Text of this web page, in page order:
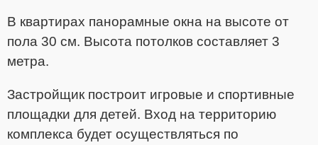
В квартирах панорамные окна на высоте от
пола 30 см. Высота потолков составляет 3
метра.
Застройщик построит игровые и спортивные
площадки для детей. Вход на территорию
комплекса будет осуществляться по